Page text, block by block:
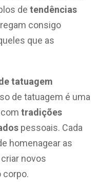
de tendências
consigo
que as
tatuagem
de tatuagem é uma
tradições
pessoais. Cada
homenagear as
novos
corpo.